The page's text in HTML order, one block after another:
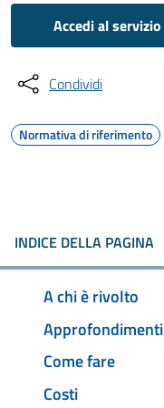
Accedi al servizio
Condividi
Normativa di riferimento
INDICE DELLA PAGINA
A chi è rivolto
Approfondimenti
Come fare
Costi